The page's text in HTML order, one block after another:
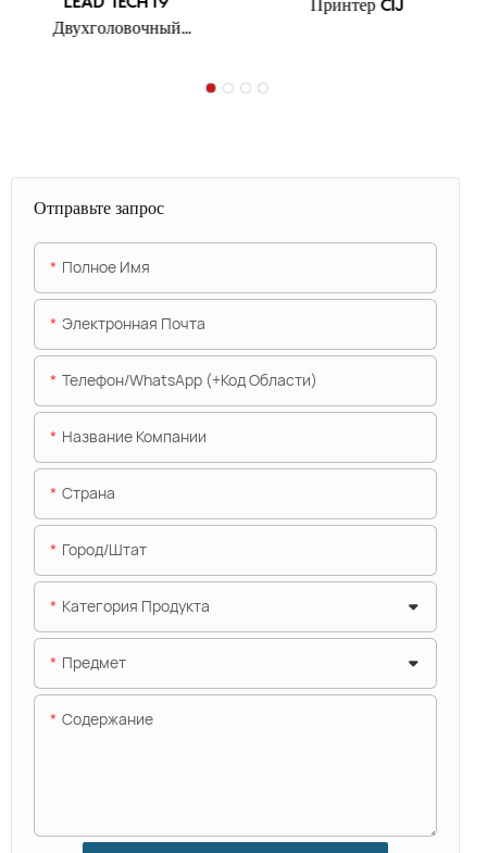
Двухголовочный
Принтер CIJ
Отправьте запрос
Полное Имя
Электронная Почта
Телефон/WhatsApp (+код Области)
Название Компании
Страна
Город/штат
Категория Продукта
Предмет
Содержание